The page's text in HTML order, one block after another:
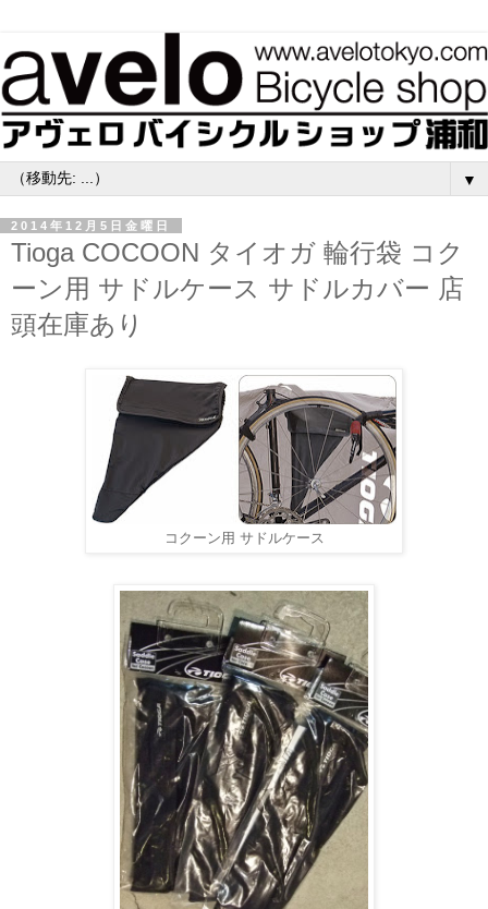
▼
2014年12月5日金曜日
Tioga COCOON タイオガ 輪行袋 コク
ーン用 サドルケース サドルカバー 店
頭在庫あり
コクーン用 サドルケース